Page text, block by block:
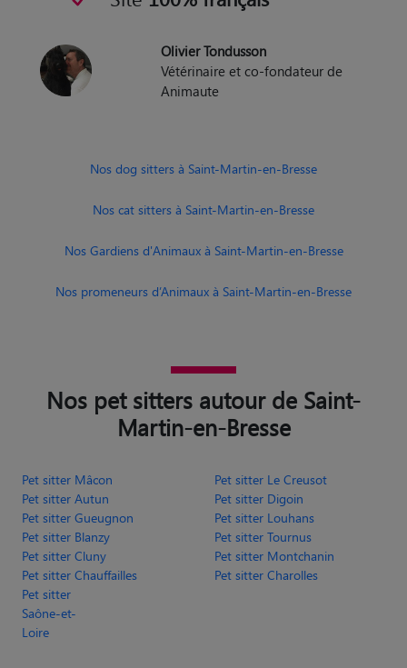
Olivier Tondusson
Vétérinaire et co-fondateur de
Animaute
Nos dog sitters à Saint-Martin-en-Bresse
Nos cat sitters à Saint-Martin-en-Bresse
Nos Gardiens d'Animaux à Saint-Martin-en-Bresse
Nos promeneurs d’Animaux à Saint-Martin-en-Bresse
Nos pet sitters autour de Saint-
Martin-en-Bresse
Pet sitter Mâcon
Pet sitter Le Creusot
Pet sitter Autun
Pet sitter Digoin
Pet sitter Gueugnon
Pet sitter Louhans
Pet sitter Blanzy
Pet sitter Tournus
Pet sitter Cluny
Pet sitter Montchanin
Pet sitter Chauffailles
Pet sitter Charolles
Pet sitter
Saône-et-
Loire